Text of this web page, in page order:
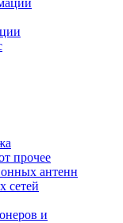
прочее
антенн
сетей
и